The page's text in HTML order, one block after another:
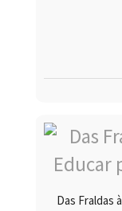
Das Fraldas